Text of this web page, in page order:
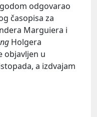
odgovarao
časopisa za
Marguiera i
Holgera
objavljen u
a izdvajam